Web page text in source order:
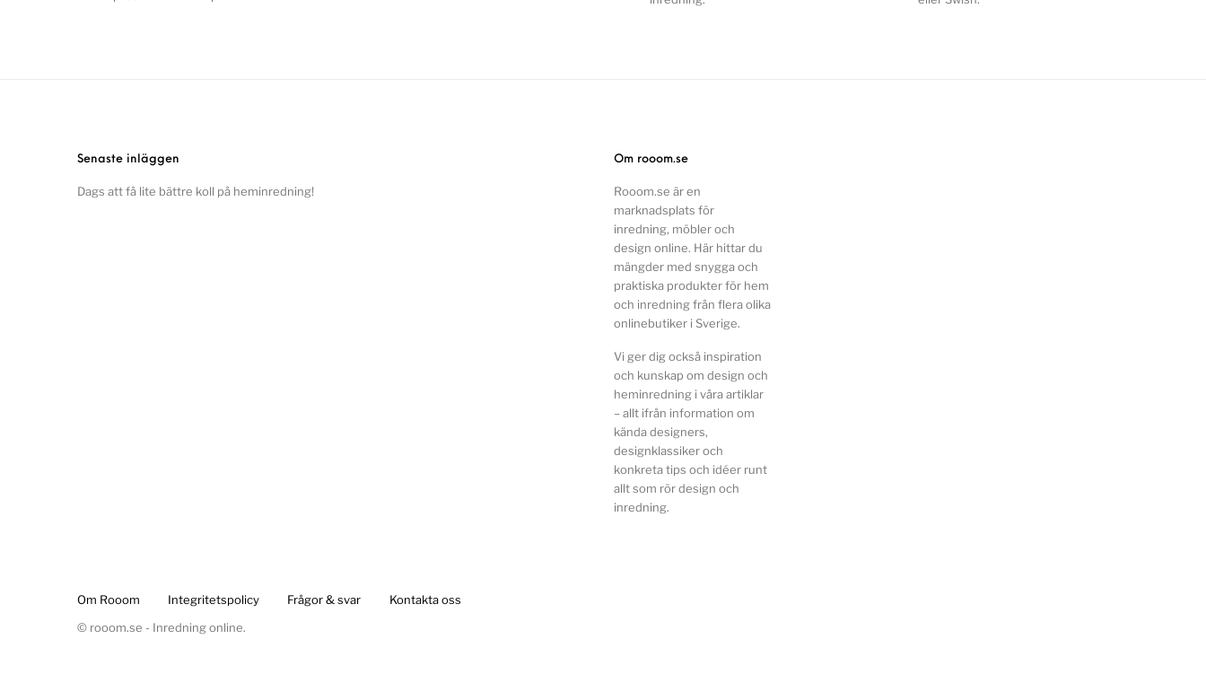
Senaste inläggen
Dags att få lite bättre koll på heminredning!
Om rooom.se
Rooom.se är en
marknadsplats för
inredning, möbler och
design online. Här hittar du
mängder med snygga och
praktiska produkter för hem
och inredning från flera olika
onlinebutiker i Sverige.
Vi ger dig också inspiration
och kunskap om design och
heminredning i våra artiklar
– allt ifrån information om
kända designers,
designklassiker och
konkreta tips och idéer runt
allt som rör design och
inredning.
Om Rooom Integritetspolicy Frågor & svar
Kontakta oss
© rooom.se - Inredning online.